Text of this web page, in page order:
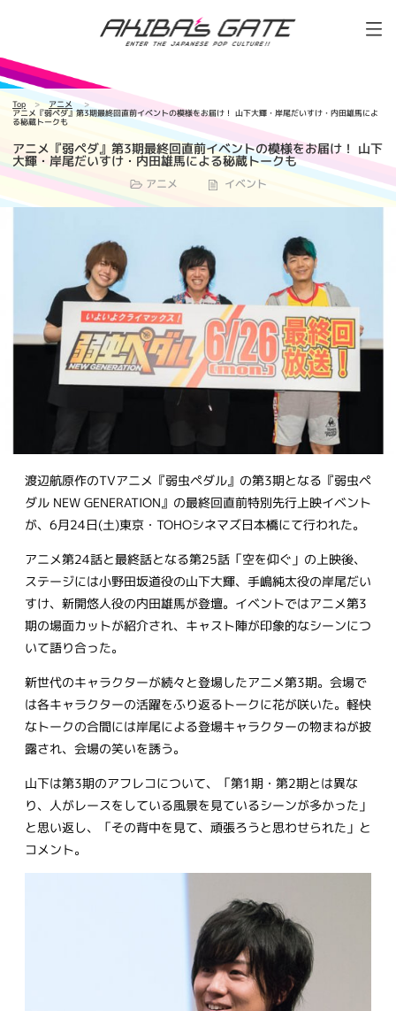
Top アニメ
アニメ『弱ペダ』第3期最終回直前イベントの模様をお届け！ 山下大輝・岸尾だいすけ・内田雄馬によ
る秘蔵トークも
アニメ『弱ペダ』第3期最終回直前イベントの模様をお届け！ 山下
大輝・岸尾だいすけ・内田雄馬による秘蔵トークも
アニメ イベント
渡辺航原作のTVアニメ『弱虫ペダル』の第3期となる『弱虫ペ
ダル NEW GENERATION』の最終回直前特別先行上映イベント
が、6月24日(土)東京・TOHOシネマズ日本橋にて行われた。
アニメ第24話と最終話となる第25話「空を仰ぐ」の上映後、
ステージには小野田坂道役の山下大輝、手嶋純太役の岸尾だい
すけ、新開悠人役の内田雄馬が登壇。イベントではアニメ第3
期の場面カットが紹介され、キャスト陣が印象的なシーンにつ
いて語り合った。
新世代のキャラクターが続々と登場したアニメ第3期。会場で
は各キャラクターの活躍をふり返るトークに花が咲いた。軽快
なトークの合間には岸尾による登場キャラクターの物まねが披
露され、会場の笑いを誘う。
山下は第3期のアフレコについて、「第1期・第2期とは異な
り、人がレースをしている風景を見ているシーンが多かった」
と思い返し、「その背中を見て、頑張ろうと思わせられた」と
コメント。